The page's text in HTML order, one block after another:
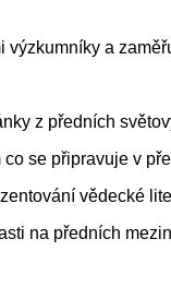
výzkumníky a
z předních
se připravuje v
vědecké
na předních